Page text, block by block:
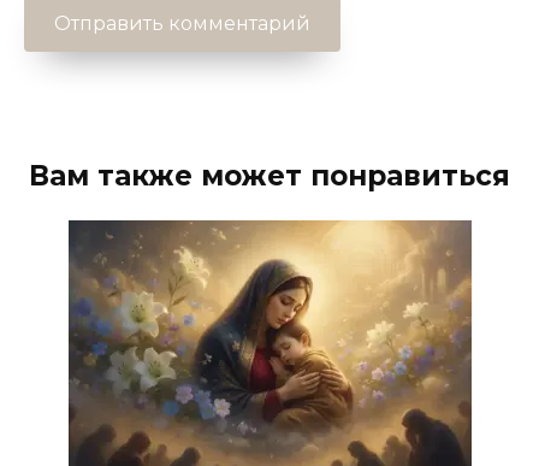
Вам также может понравиться